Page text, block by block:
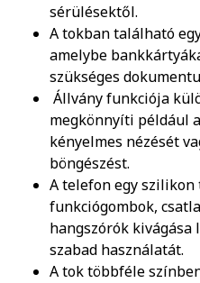
sérülésektől.
A tokban található
amelybe
szükséges
Állvány funkciója
megkönnyíti például
kényelmes nézését
böngészést.
A telefon egy
funkciógombok,
hangszórók
szabad használatát.
A tok többféle